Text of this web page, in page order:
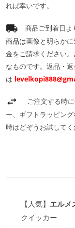
れば幸いです。
商品ご到着日よ
商品は画像と明らか
金をご請求ください
なものです。返品・
は
ご注文する時
ー、ギフトラッピン
時はどぞうお試してく
【人気】 エルメ
クイッカー